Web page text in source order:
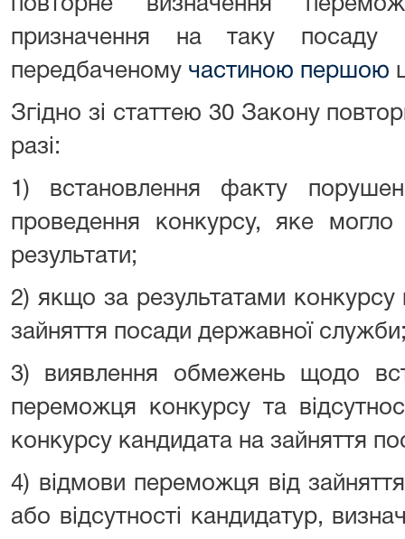
повторне визначення
призначення на таку посаду
передбаченому частиною першою
Згідно зі статтею 30 Закону
разі:
1) встановлення факту
проведення конкурсу, яке могло
результати;
2) якщо за результатами
зайняття посади державної
3) виявлення обмежень щодо
переможця конкурсу та
конкурсу кандидата на зайняття
4) відмови переможця від
або відсутності кандидатур,